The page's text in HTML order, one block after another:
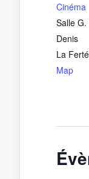
Cinéma
Salle
Denis
La
Map